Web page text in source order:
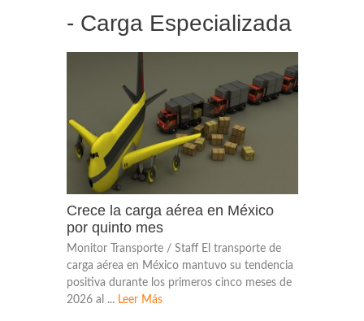
- Carga Especializada
Crece la carga aérea en México
por quinto mes
Monitor Transporte / Staff El transporte de
carga aérea en México mantuvo su tendencia
positiva durante los primeros cinco meses de
2026 al ... Leer Más